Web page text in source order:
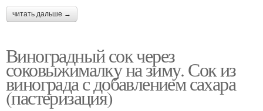
читать дальше →
Виноградный сок через
соковыжималку на зиму. Сок из
винограда с добавлением сахара
(пастеризация)